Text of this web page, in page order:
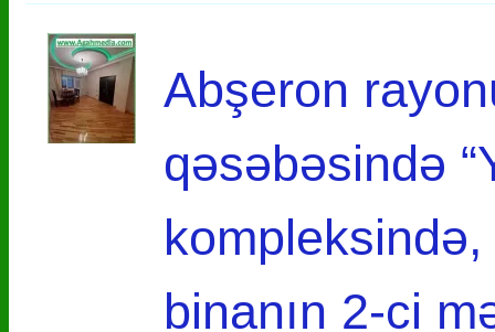
Abşeron
qəsəbəsində
binanın 2-ci